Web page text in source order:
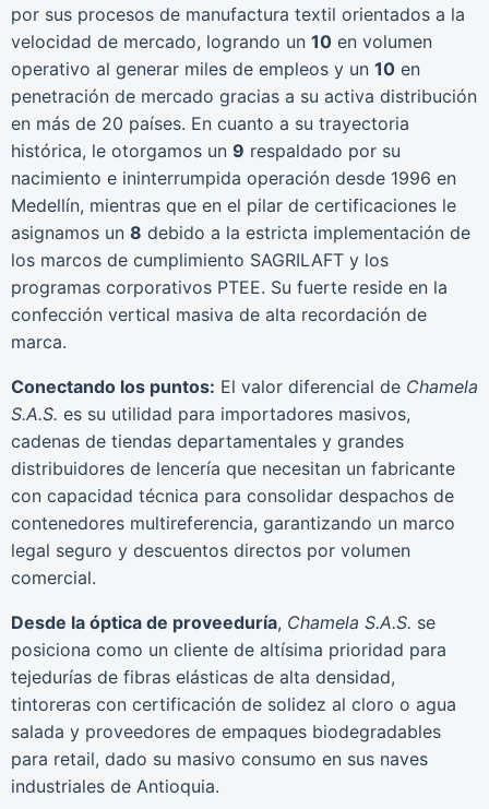
por sus procesos de manufactura textil orientados a la
velocidad de mercado, logrando un 10 en volumen
operativo al generar miles de empleos y un 10 en
penetración de mercado gracias a su activa distribución
en más de 20 países. En cuanto a su trayectoria
histórica, le otorgamos un 9 respaldado por su
nacimiento e ininterrumpida operación desde 1996 en
Medellín, mientras que en el pilar de certificaciones le
asignamos un 8 debido a la estricta implementación de
los marcos de cumplimiento SAGRILAFT y los
programas corporativos PTEE. Su fuerte reside en la
confección vertical masiva de alta recordación de
marca.
Conectando los puntos: El valor diferencial de Chamela
S.A.S. es su utilidad para importadores masivos,
cadenas de tiendas departamentales y grandes
distribuidores de lencería que necesitan un fabricante
con capacidad técnica para consolidar despachos de
contenedores multireferencia, garantizando un marco
legal seguro y descuentos directos por volumen
comercial.
Desde la óptica de proveeduría, Chamela S.A.S. se
posiciona como un cliente de altísima prioridad para
tejedurías de fibras elásticas de alta densidad,
tintoreras con certificación de solidez al cloro o agua
salada y proveedores de empaques biodegradables
para retail, dado su masivo consumo en sus naves
industriales de Antioquia.